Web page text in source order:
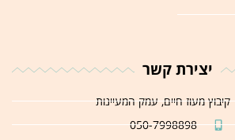
יצירת קשר
קיבוץ מעוז חיים, עמק המעיינות
050-7998898